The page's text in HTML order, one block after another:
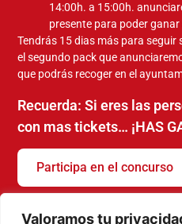
Valoramos tu
14:00h. a 15:00h.
presente para poder ganar
Tendrás 15 dias más para
el segundo pack que
que podrás recoger en el
Recuerda: Si eres las
con mas tickets… ¡HAS
Participa en el concurso